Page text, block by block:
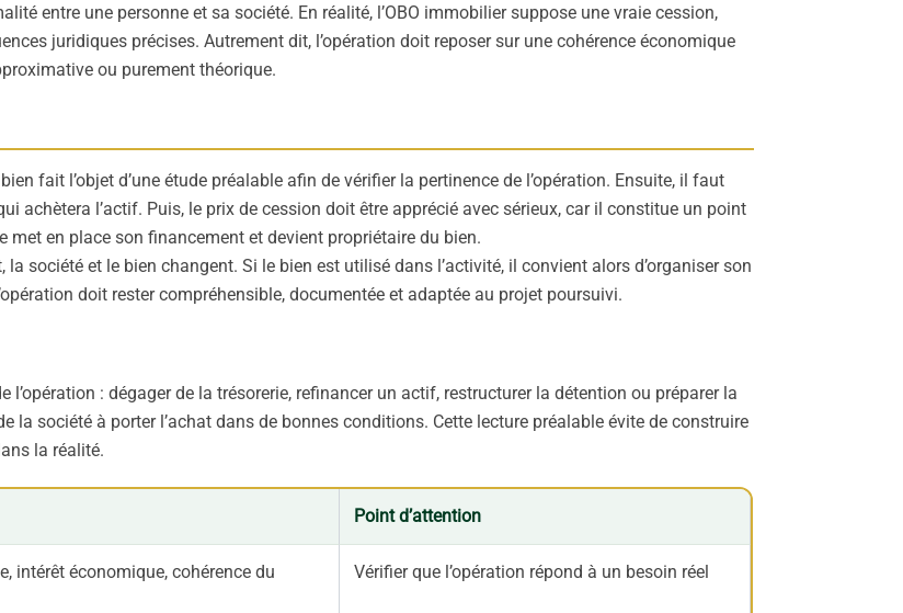
entre une personne et sa société. En réalité, l’OBO immobilier suppose une vraie cession,
juridiques précises. Autrement dit, l’opération doit reposer sur une cohérence économique
ou purement théorique.
fait l’objet d’une étude préalable afin de vérifier la pertinence de l’opération. Ensuite, il faut
achètera l’actif. Puis, le prix de cession doit être apprécié avec sérieux, car il constitue un point
met en place son financement et devient propriétaire du bien.
société et le bien changent. Si le bien est utilisé dans l’activité, il convient alors d’organiser son
doit rester compréhensible, documentée et adaptée au projet poursuivi.
: dégager de la trésorerie, refinancer un actif, restructurer la détention ou préparer la
la société à porter l’achat dans de bonnes conditions. Cette lecture préalable évite de construire
la réalité.
Point d’attention
intérêt économique, cohérence du
Vérifier que l’opération répond à un besoin réel